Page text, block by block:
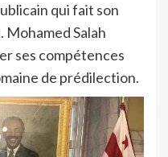
qui fait son
Salah
ses compétences
de prédilection.